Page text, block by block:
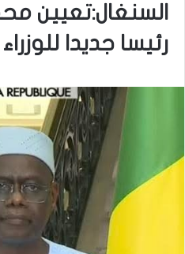
السنغال:تعيين
رئيسا جديدا للوزراء